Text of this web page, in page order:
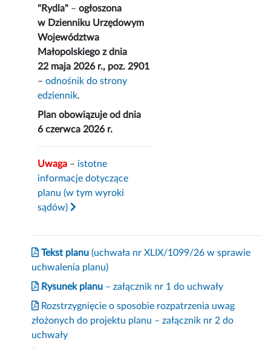
"Rydla" –ogłoszona
w Dzienniku Urzędowym
Województwa
Małopolskiego z dnia
22 maja 2026 r., poz. 2901
–odnośnik do strony
edziennik.
Plan obowiązuje od dnia
6 czerwca 2026 r.
Uwaga – istotne
informacje dotyczące
planu (w tym wyroki
sądów)
Tekst planu (uchwała nr XLIX/1099/26 w sprawie
uchwalenia planu)
Rysunek planu – załącznik nr 1 do uchwały
Rozstrzygnięcie o sposobie rozpatrzenia uwag
złożonych do projektu planu – załącznik nr 2 do
uchwały